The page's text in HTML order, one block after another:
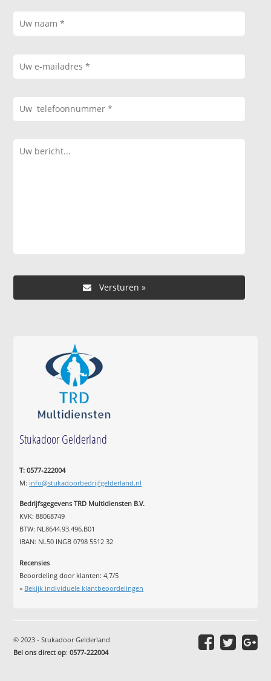
Stukadoor Gelderland
T: 0577-222004
M: info@stukadoorbedrijfgelderland.nl
Bedrijfsgegevens TRD Multidiensten B.V.
KVK: 88068749
BTW: NL8644.93.496.B01
IBAN: NL50 INGB 0798 5512 32
Recensies
Beoordeling door klanten:4,7/5
» Bekijk individuele klantbeoordelingen
© 2023 - Stukadoor Gelderland
Bel ons direct op:0577-222004